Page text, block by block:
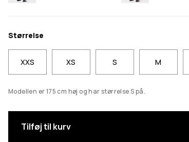
Størrelse
XXS XS S M
Modellen er 175 cm høj og har størrelse S på.
Tilføj til kurv